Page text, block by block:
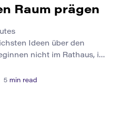
Raum prägen
Ideen über den
nicht im Rathaus, in
in kleinen
5 min read